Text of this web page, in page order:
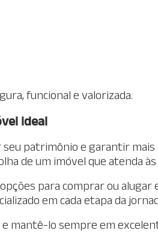
funcional e valorizada.
ideal
seu patrimônio e garantir
de um imóvel que atenda
para comprar ou alugar
em cada etapa da
mantê-lo sempre em